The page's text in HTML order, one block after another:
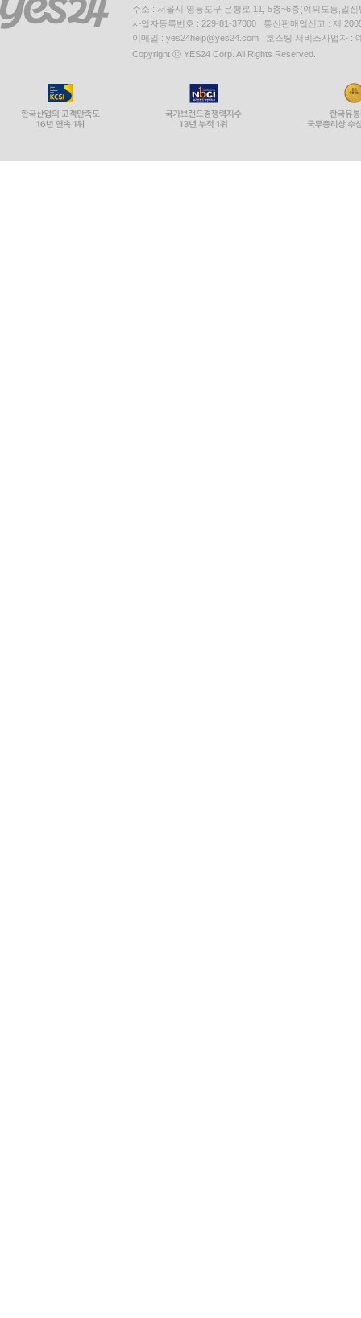
주소 : 서울시 영등포구 은행로 11, 5층~6층(여의도동,일신
사업자등록번호 : 229-81-37000 통신판매업신고 : 제
이메일 : yes24help@yes24.com 호스팅 서비스사업자 :
Copyright ⓒ YES24 Corp. All Rights Reserved.